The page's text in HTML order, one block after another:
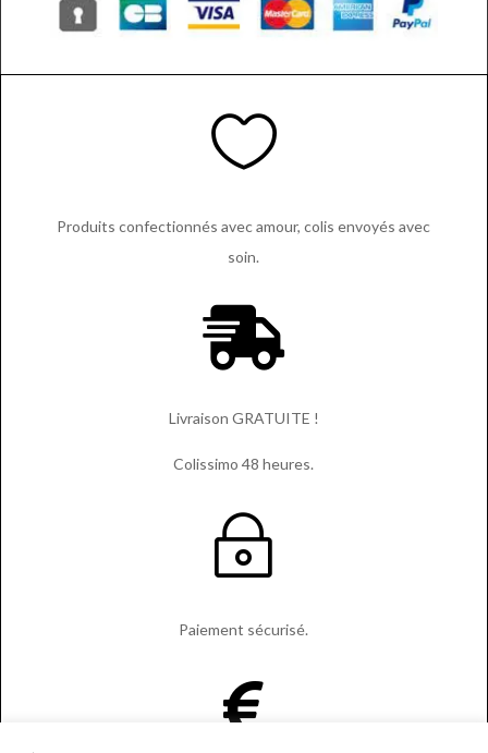

Produits confectionnés avec amour, colis envoyés avec
soin.

Livraison GRATUITE !
Colissimo 48 heures.
~
Paiement sécurisé.
